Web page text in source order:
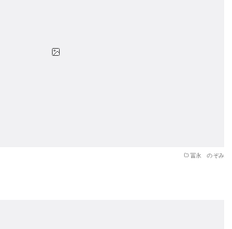
冨永 のぞみ